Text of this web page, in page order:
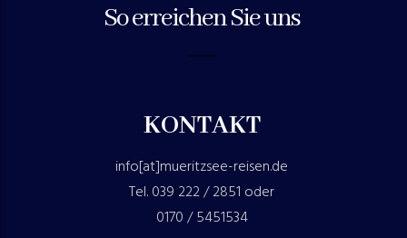
So erreichen Sie uns
KONTAKT
info[at]mueritzsee-reisen.de
Tel. 039 222 / 2851 oder
0170 / 5451534